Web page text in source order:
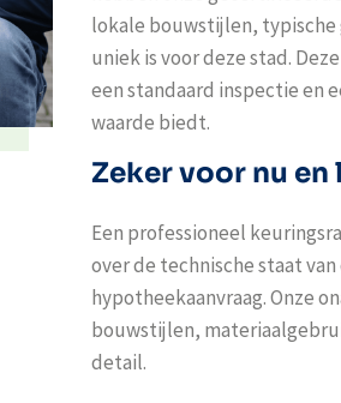
lokale bouwstijlen,
uniek is voor deze stad.
een standaard inspectie en
waarde biedt.
Zeker voor nu en
Een professioneel
over de technische staat
hypotheekaanvraag. Onze
bouwstijlen,
detail.